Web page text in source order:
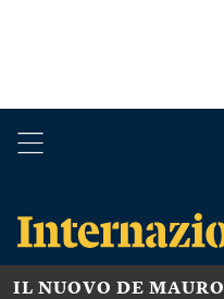
IL NUOVO DE MAURO